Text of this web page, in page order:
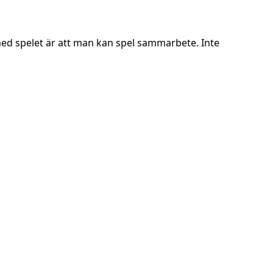
spelet är att man kan spel sammarbete. Inte